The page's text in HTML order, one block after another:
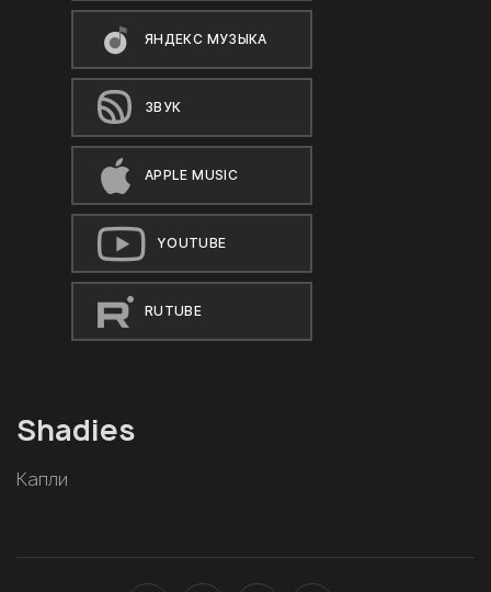
ЯНДЕКС МУЗЫКА
ЗВУК
APPLE MUSIC
YOUTUBE
RUTUBE
Shadies
Капли